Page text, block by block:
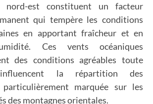
nord-est constituent un facteur
qui tempère les conditions
en apportant fraîcheur et en
Ces vents océaniques
des conditions agréables toute
la répartition des
particulièrement marquée sur les
des montagnes orientales.